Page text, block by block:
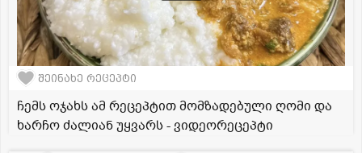
შეინახე რეცეპტი
ჩემს ოჯახს ამ რეცეპტით მომზადებული ღომი და
ხარჩო ძალიან უყვარს - ვიდეორეცეპტი